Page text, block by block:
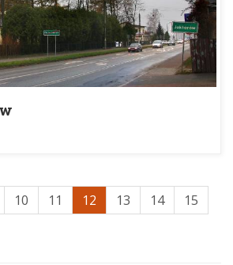
10 11 12 13 14
15